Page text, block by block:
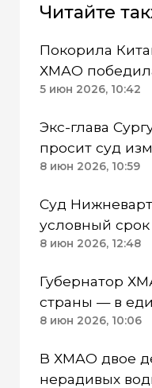
Читайте
Покорила
ХМАО
Beauty
5 июн 2026, 10:42
Экс-глава
просит суд
его действий
8 июн 2026, 10:59
Суд
условный
взрыве в
8 июн 2026, 12:48
Губернатор
страны — в
8 июн 2026, 10:06
В ХМАО двое
нерадивых